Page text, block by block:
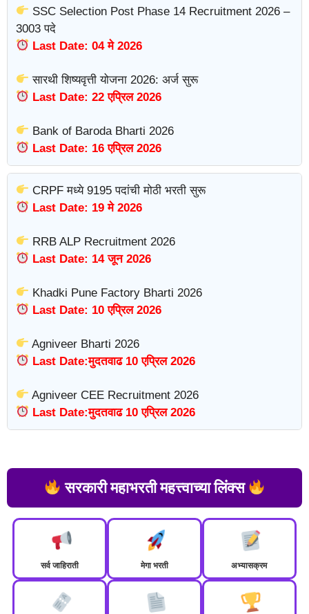
SSC Selection Post Phase 14 Recruitment 2026 –
3003 पदे
Last Date: 04 मे 2026
सारथी शिष्यवृत्ती योजना 2026: अर्ज सुरू
Last Date: 22 एप्रिल 2026
Bank of Baroda Bharti 2026
Last Date: 16 एप्रिल 2026
CRPF मध्ये 9195 पदांची मोठी भरती सुरू
Last Date: 19 मे 2026
RRB ALP Recruitment 2026
Last Date: 14 जून 2026
Khadki Pune Factory Bharti 2026
Last Date: 10 एप्रिल 2026
Agniveer Bharti 2026
Last Date:मुदतवाढ 10 एप्रिल 2026
Agniveer CEE Recruitment 2026
Last Date:मुदतवाढ 10 एप्रिल 2026
सरकारी महाभरती महत्त्वाच्या लिंक्स
सर्व जाहिराती मेगा भरती अभ्यासक्रम